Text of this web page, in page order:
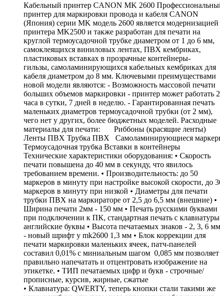
Кабельный принтер CANON MK 2600
принтер для маркировки провода и кабеля CANON
(Япония) серии MK модель 2600 является модернизацией
принтера MK2500 и также разработан для печати на
круглой термоусадочной трубке диаметром от 1 до 6 мм,
самоклеящихся виниловых лентах, ПВХ кембриках,
пластиковых вставках в прозрачные контейнеры-
гильзы, cамоламинирующихся кабельных кембриках для
кабеля диаметром до 8 мм. Ключевыми преимуществами
новой модели являются: - Возможность массовой печати
больших объемов маркировки - принтер может работать
часа в сутки, 7 дней в неделю. - Гарантированная печать
маленьких диаметров термоусадочной трубки (от 2 мм),
чего нет у других, более бюджетных моделей. Расходные
материалы для печати: Риббоны (красящие ленты)
Ленты ПВХ Трубка ПВХ Самоламинирующиеся
Термоусадочная трубка Вставки в контейнеры
Технические характеристики оборудования: • Скорость
печати повышена до 40 мм в секунду, что явилось
требованием времени. • Производительность: до 50
маркеров в минуту при настройке высокой скорости, до
маркеров в минуту при низкой • Диаметры для печати
трубки ПВХ на маркираторе от 2,5 до 6,5 мм (внешние) •
Ширина печати 2мм - 150 мм • Печать русскими буквами
при подключении к ПК, стандартная печать с
английские буквы • Высота печатаемых знаков - 2, 3, 6 мм
- новый шрифт у mk2600 1,3 мм • Блок коррекции для
печати маркировки маленьких ячеек, патч-панелей
составил 0,01% с миниальным шагом 0,085 мм позволяет
правильно напечатать и отцентровать изображение на
этикетке. • ТИП печатаемых цифр и букв - строчные/
прописные, курсив, жирные, сжатые
• Клавиатура: QWERTY, теперь кнопки стали такими же